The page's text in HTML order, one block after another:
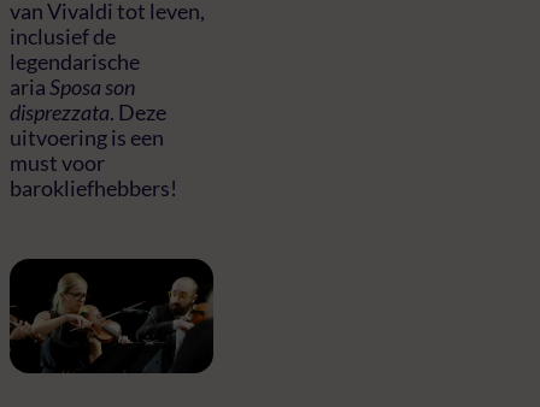
van Vivaldi tot leven,
inclusief de
legendarische
ariaSposa son
disprezzata. Deze
uitvoering is een
must voor
barokliefhebbers!